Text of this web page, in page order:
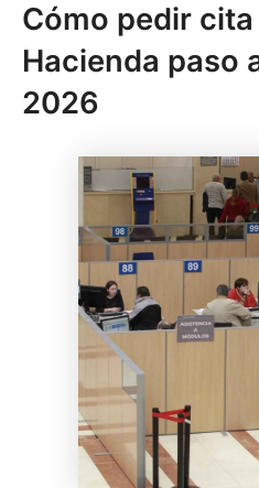
Cómo pedir
Hacienda paso
2026